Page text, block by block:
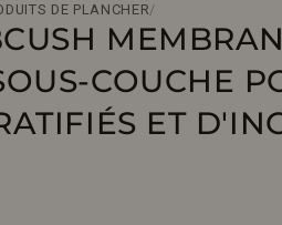
DE PLANCHER/
COUCHE
ET